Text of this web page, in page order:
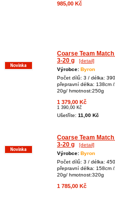
985,00 Kč
Coarse Team Match
3-20 g
[detail]
Výrobce: Byron
Počet dílů: 3 / délka:
přepravní délka: 138cm
20g/ hmotnost:250g
1 379,00 Kč
1 390,00 Kč
Ušetříte: 11,00 Kč
Coarse Team Match
3-20 g
[detail]
Výrobce: Byron
Počet dílů: 3 / délka:
přepravní délka: 158cm
20g/ hmotnost:320g
1 785,00 Kč